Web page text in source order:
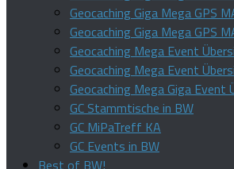
Geocaching Giga Mega GPS
Geocaching Giga Mega GPS
Geocaching Mega Event
Geocaching Mega Event
Geocaching Mega Giga Event
GC Stammtische in BW
GC MiPaTreff KA
GC Events in BW
Best of BW!